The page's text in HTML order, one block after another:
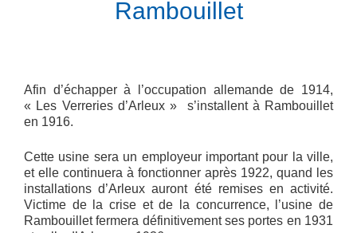
Rambouillet
Afin d’échapper à l’occupation allemande de 1914,
« Les Verreries d’Arleux » s’installent à Rambouillet
en 1916.
Cette usine sera un employeur important pour la ville,
et elle continuera à fonctionner après 1922, quand les
installations d’Arleux auront été remises en activité.
Victime de la crise et de la concurrence, l’usine de
Rambouillet fermera définitivement ses portes en 1931